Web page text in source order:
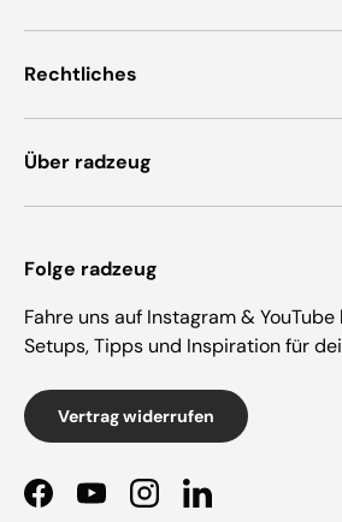
Rechtliches
Über radzeug
Folge radzeug
Fahre uns auf Instagram &
Setups, Tipps und Inspiration für
Vertrag widerrufen
FacebookYouTubeInstagramLinkedIn